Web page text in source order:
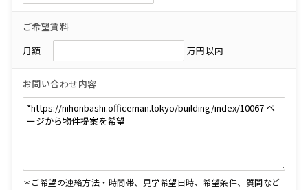
ご希望賃料
月額
万円以内
お問い合わせ内容
＊ご希望の連絡方法・時間帯、見学希望日時、希望条件、質問など